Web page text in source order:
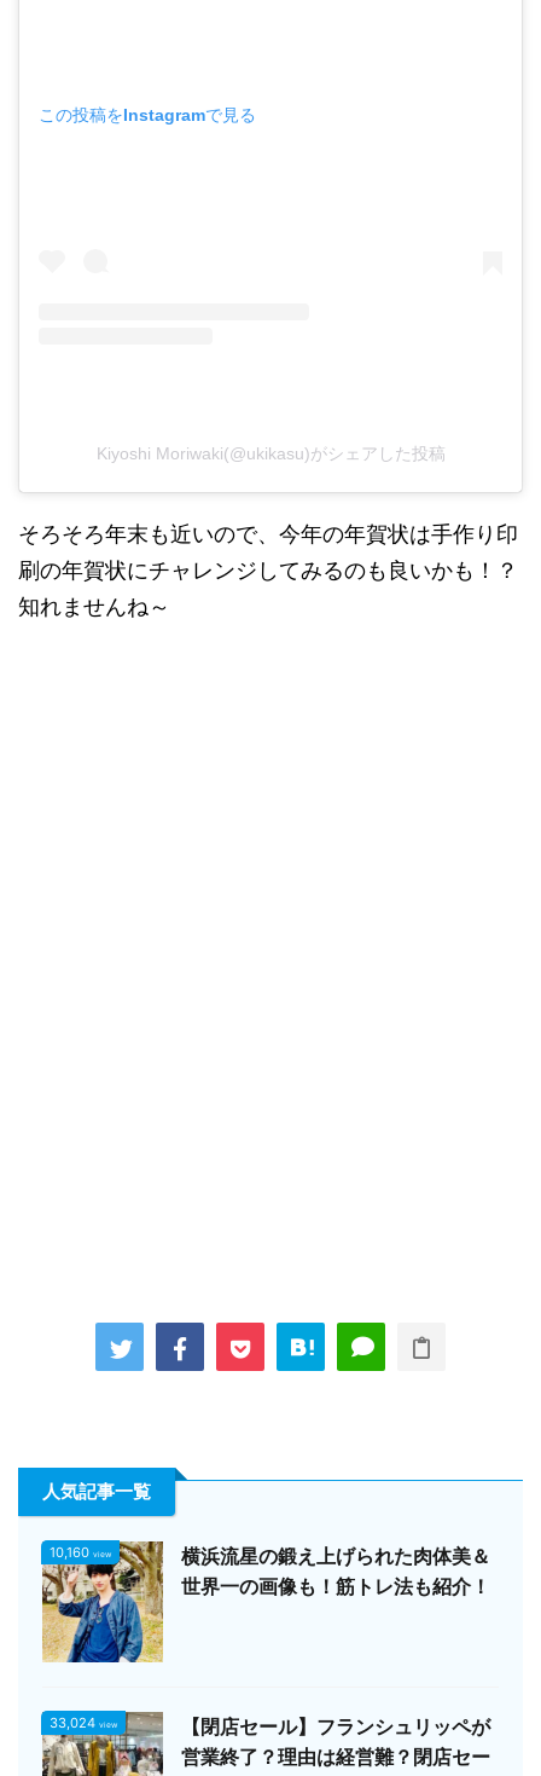
この投稿をInstagramで見る
Kiyoshi Moriwaki(@ukikasu)がシェアした投稿
そろそろ年末も近いので、今年の年賀状は手作り印
刷の年賀状にチャレンジしてみるのも良いかも！？
知れませんね～
人気記事一覧
10,160 view
横浜流星の鍛え上げられた肉体美＆
世界一の画像も！筋トレ法も紹介！
33,024 view
【閉店セール】フランシュリッペが
営業終了？理由は経営難？閉店セー